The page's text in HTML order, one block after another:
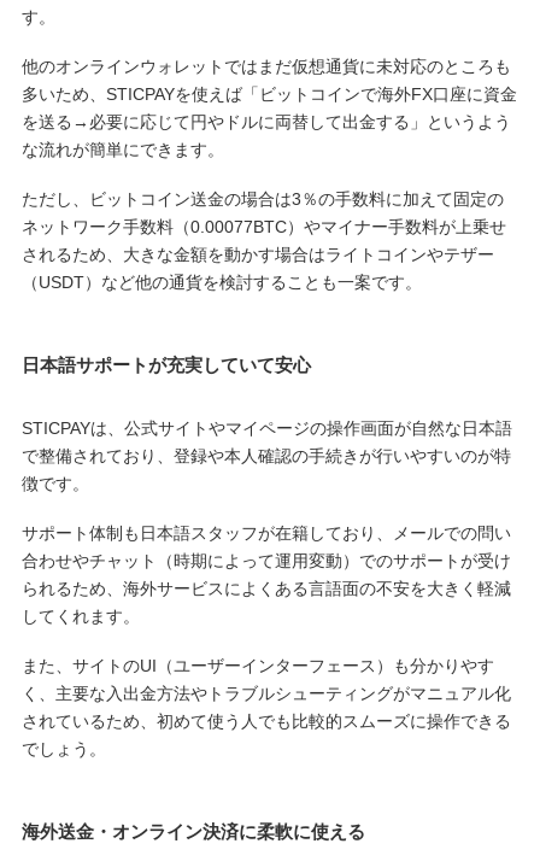
す。
他のオンラインウォレットではまだ仮想通貨に未対応のところも
多いため、STICPAYを使えば「ビットコインで海外FX口座に資金
を送る→必要に応じて円やドルに両替して出金する」というよう
な流れが簡単にできます。
ただし、ビットコイン送金の場合は3％の手数料に加えて固定の
ネットワーク手数料（0.00077BTC）やマイナー手数料が上乗せ
されるため、大きな金額を動かす場合はライトコインやテザー
（USDT）など他の通貨を検討することも一案です。
日本語サポートが充実していて安心
STICPAYは、公式サイトやマイページの操作画面が自然な日本語
で整備されており、登録や本人確認の手続きが行いやすいのが特
徴です。
サポート体制も日本語スタッフが在籍しており、メールでの問い
合わせやチャット（時期によって運用変動）でのサポートが受け
られるため、海外サービスによくある言語面の不安を大きく軽減
してくれます。
また、サイトのUI（ユーザーインターフェース）も分かりやす
く、主要な入出金方法やトラブルシューティングがマニュアル化
されているため、初めて使う人でも比較的スムーズに操作できる
でしょう。
海外送金・オンライン決済に柔軟に使える